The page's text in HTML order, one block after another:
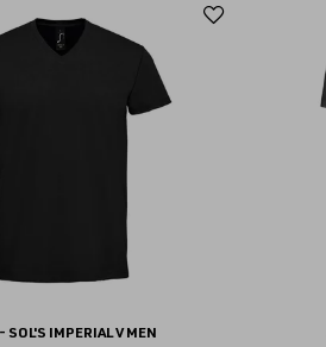
SOL'S IMPERIAL V MEN